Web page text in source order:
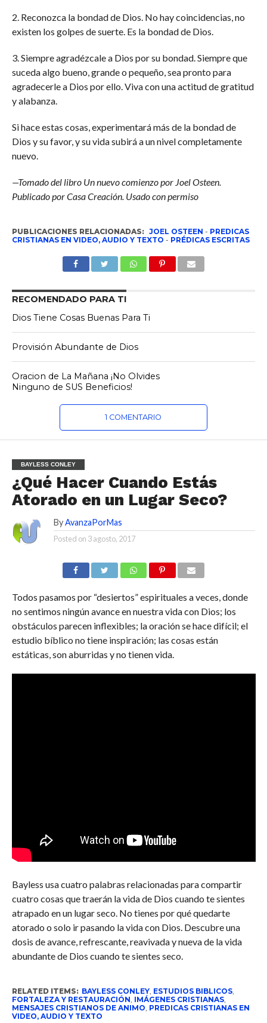
2. Reconozca la bondad de Dios. No hay coincidencias, no
existen los golpes de suerte. Es la bondad de Dios.
3. Siempre agradézcale a Dios por su bondad. Siempre que
suceda algo bueno, grande o pequeño, sea pronto para
agradecerle a Dios por ello. Viva con una actitud de gratitud
y alabanza.
Si hace estas cosas, experimentará más de la bondad de
Dios y su favor, y su vida subirá a un nivel completamente
nuevo.
—Tomado del libro Un nuevo comienzo por Joel Osteen.
Publicado por Casa Creación. Usado con permiso
PUBLICACIONES RELACIONADAS: JOEL OSTEEN - PREDICAS
CRISTIANAS EN VIDEO, AUDIO Y TEXTO - PRÉDICAS ESCRITAS
RECOMENDADO PARA TI
Dios Tiene Cosas Buenas Para Ti
Provisión Abundante de Dios
Oracion de La Mañana ¡No Olvides
Ninguno de SUS Beneficios!
1 COMENTARIO
BAYLESS CONLEY
¿Qué Hacer Cuando Estás
Atorado en un Lugar Seco?
By AvanzaPorMas
Posted on 3 agosto, 2017
Todos pasamos por “desiertos” espirituales a veces, donde
no sentimos ningún avance en nuestra vida con Dios; los
obstáculos parecen inflexibles; la oración se hace difícil; el
estudio bíblico no tiene inspiración; las cosas están
estáticas, son aburridas y no tienen vida.
Bayless usa cuatro palabras relacionadas para compartir
cuatro cosas que traerán la vida de Dios cuando te sientes
atrapado en un lugar seco. No tienes por qué quedarte
atorado o solo ir pasando la vida con Dios. Descubre una
dosis de avance, refrescante, reavivada y nueva de la vida
abundante de Dios cuando te sientes seco.
RELATED ITEMS: BAYLESS CONLEY, ESTUDIOS BIBLICOS,
FORTALEZA Y RESTAURACIÓN, IMÁGENES CRISTIANAS,
MENSAJES CRISTIANOS DE ANIMO, PREDICAS CRISTIANAS EN
VIDEO, AUDIO Y TEXTO